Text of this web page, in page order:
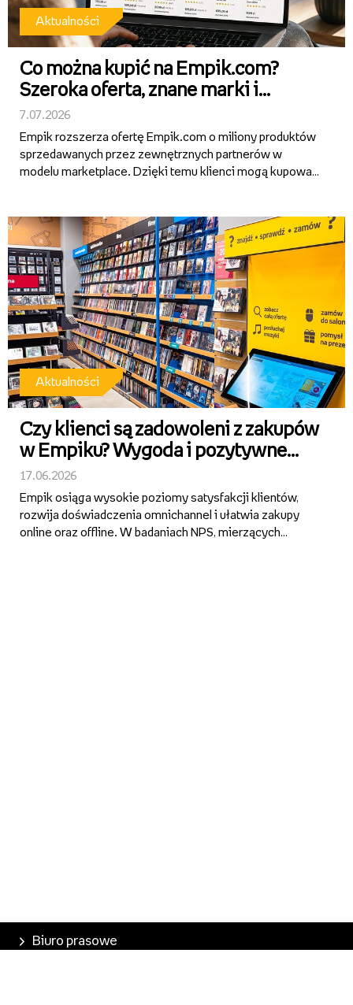
Aktualności
Co można kupić na Empik.com?
Szeroka oferta, znane marki i
wygodne zakupy online
7.07.2026
Empik rozszerza ofertę Empik.com o miliony produktów
sprzedawanych przez zewnętrznych partnerów w
modelu marketplace. Dzięki temu klienci mogą kupować
sportowe, gaming, małe AG...
Aktualności
Czy klienci są zadowoleni z zakupów
w Empiku? Wygoda i pozytywne
doświadczenie klienta
17.06.2026
Empik osiąga wysokie poziomy satysfakcji klientów,
rozwija doświadczenia omnichannel i ułatwia zakupy
online oraz offline. W badaniach NPS, mierzących
Biuro prasowe